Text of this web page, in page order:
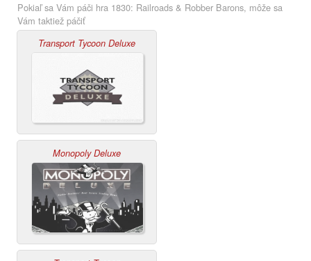
Pokiaľ sa Vám páči hra 1830: Railroads & Robber Barons, môže sa
Vám taktiež páčiť
Transport Tycoon Deluxe
Monopoly Deluxe